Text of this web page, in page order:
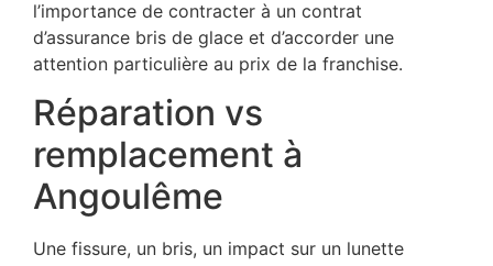
l’importance de contracter à un contrat
d’assurance bris de glace et d’accorder une
attention particulière au prix de la franchise.
Réparation vs
remplacement à
Angoulême
Une fissure, un bris, un impact sur un lunette